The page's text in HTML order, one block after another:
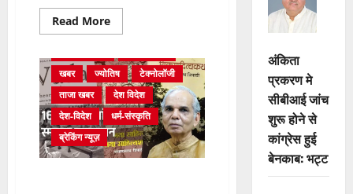
Read MoreRead
more
राज्यों
के
वाहनों
से
ग्रीन
सेस
न
वसूलने
पर
अंतर्राष्ट्रीय समाचार
खबर
ज्योतिष
टेक्नोलॉजी
ताजा खबर
देश विदेश
देश-विदेश
धर्म-संस्कृति
ब्रेकिंग न्यूज़
अंकिता
प्रकरण मे
सीबीआई जांच
शुरू होने से
कांग्रेस हुई
बेनकाब: भट्ट